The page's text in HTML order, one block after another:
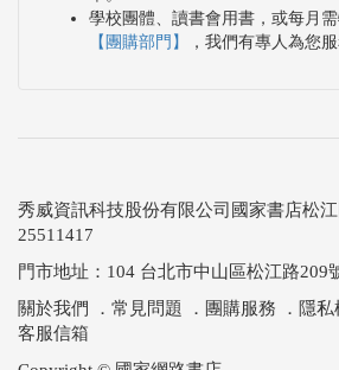
學校團體、讀書會用書，或每月
【團購部門】
，我們有專人為您服
秀威資訊科技股份有限公司國家書店松
25511417
門市地址：104 台北市中山區松江路209
關於我們
． 常見問題 ． 團購服務 ． 隱私
客服信箱